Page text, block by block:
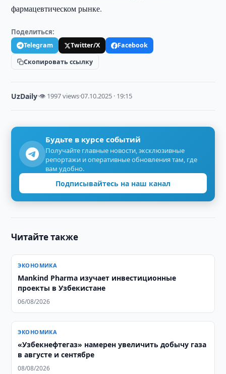
фармацевтическом рынке.
Поделиться:
Telegram Twitter/X
Facebook
Скопировать ссылку
UzDaily·👁 1997 views·07.10.2025 · 19:15
Будьте в курсе событий
Получайте главные новости, эксклюзивные
репортажи и оперативные обновления там, где
вам удобно.
Подписывайтесь на наш канал
Читайте также
ЭКОНОМИКА
Mankind Pharma изучает инвестиционные
проекты в Узбекистане
06/08/2026
ЭКОНОМИКА
«Узбекнефтегаз» намерен увеличить добычу газа
в августе и сентябре
08/08/2026